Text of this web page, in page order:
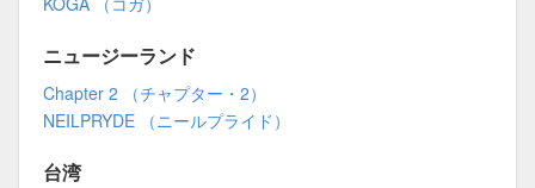
ニュージーランド
Chapter 2 （チャプター・2）
NEILPRYDE （ニールプライド）
台湾